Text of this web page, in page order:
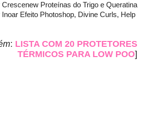
Crescenew Proteínas do Trigo e Queratina
Efeito Photoshop, Divine Curls, Help
: LISTA COM 20 PROTETORES
TÉRMICOS PARA LOW POO]